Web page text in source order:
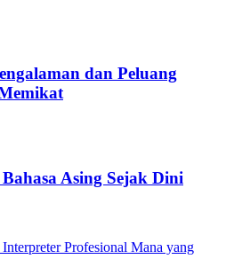
dan Peluang
Asing Sejak Dini